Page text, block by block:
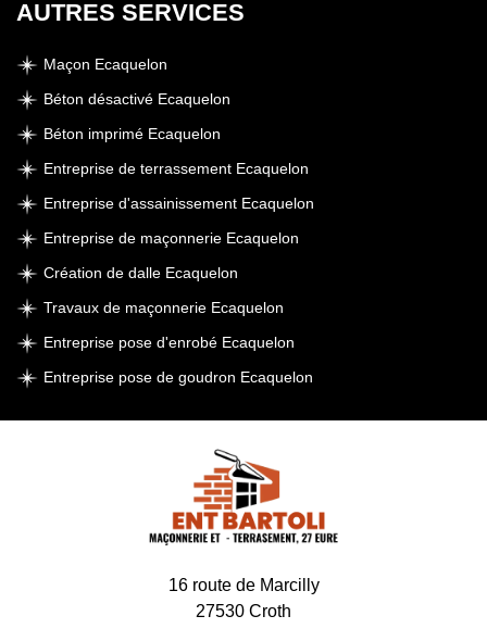
AUTRES SERVICES
Maçon Ecaquelon
Béton désactivé Ecaquelon
Béton imprimé Ecaquelon
Entreprise de terrassement Ecaquelon
Entreprise d'assainissement Ecaquelon
Entreprise de maçonnerie Ecaquelon
Création de dalle Ecaquelon
Travaux de maçonnerie Ecaquelon
Entreprise pose d'enrobé Ecaquelon
Entreprise pose de goudron Ecaquelon
16 route de Marcilly
27530 Croth